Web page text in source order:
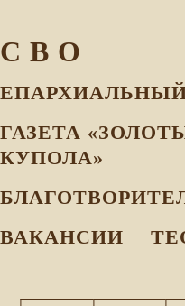
С В О
ГАЗЕТА
КУПОЛА»
ВАКАНСИИ